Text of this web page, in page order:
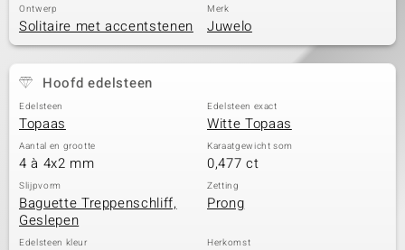
Ontwerp
Solitaire met accentstenen
Merk
Juwelo
Hoofd edelsteen
Edelsteen
Topaas
Edelsteen exact
Witte Topaas
Aantal en grootte
4 à 4x2 mm
Karaatgewicht som
0,477 ct
Slijpvorm
Baguette Treppenschliff,
Geslepen
Zetting
Prong
Edelsteen kleur Herkomst